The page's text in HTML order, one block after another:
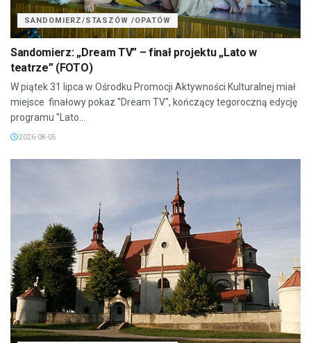
SANDOMIERZ/STASZÓW /OPATÓW
Sandomierz: „Dream TV” – finał projektu „Lato w
teatrze” (FOTO)
W piątek 31 lipca w Ośrodku Promocji Aktywności Kulturalnej miał
miejsce finałowy pokaz "Dream TV", kończący tegoroczną edycję
programu "Lato...
2026-08-05